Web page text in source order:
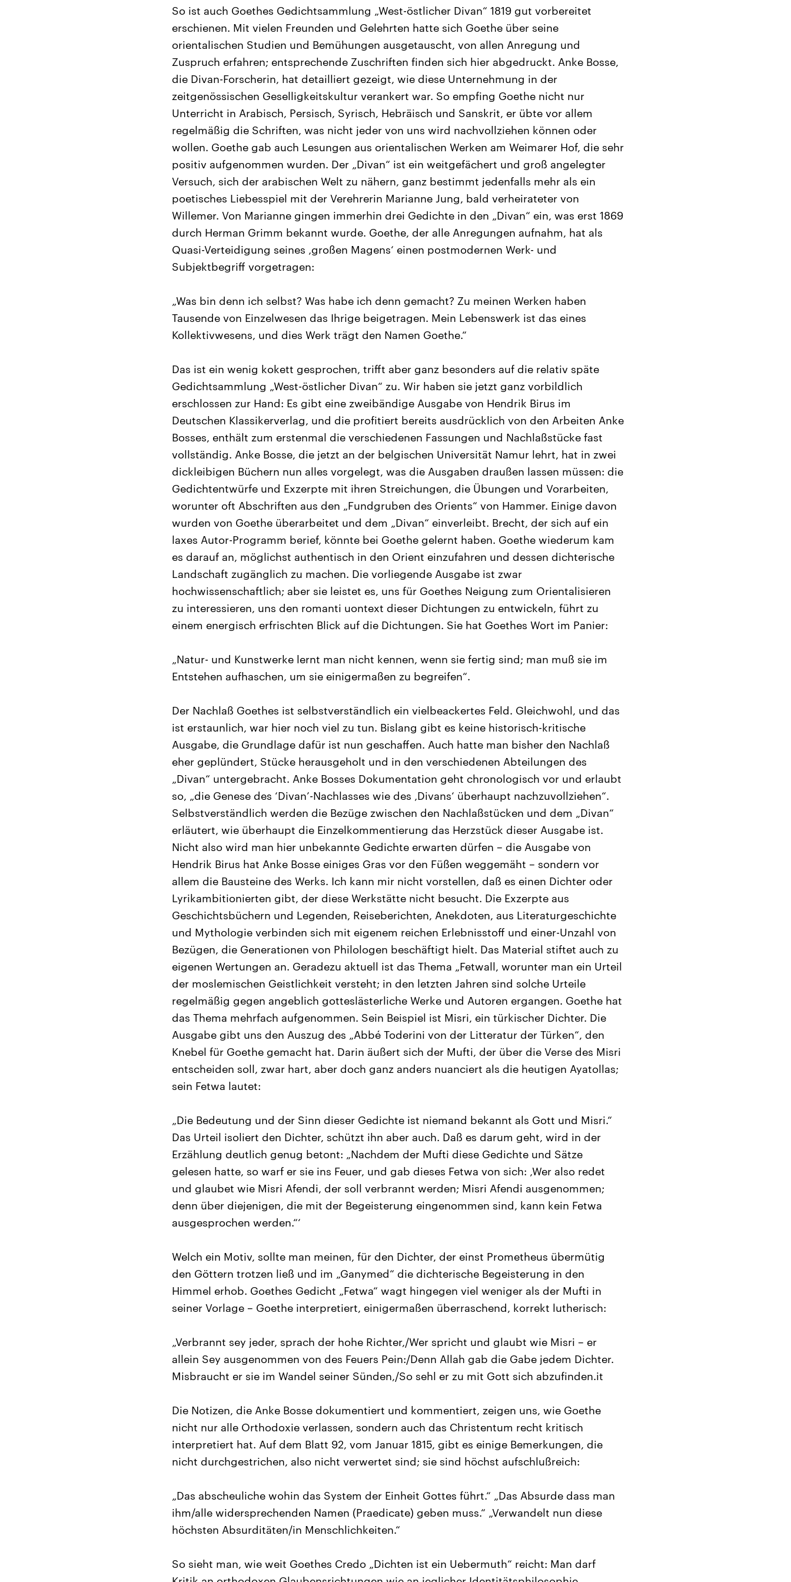
So ist auch Goethes Gedichtsammlung „West-östlicher Divan“ 1819 gut vorbereitet
erschienen. Mit vielen Freunden und Gelehrten hatte sich Goethe über seine
orientalischen Studien und Bemühungen ausgetauscht, von allen Anregung und
Zuspruch erfahren; entsprechende Zuschriften finden sich hier abgedruckt. Anke Bosse,
die Divan-Forscherin, hat detailliert gezeigt, wie diese Unternehmung in der
zeitgenössischen Geselligkeitskultur verankert war. So empfing Goethe nicht nur
Unterricht in Arabisch, Persisch, Syrisch, Hebräisch und Sanskrit, er übte vor allem
regelmäßig die Schriften, was nicht jeder von uns wird nachvollziehen können oder
wollen. Goethe gab auch Lesungen aus orientalischen Werken am Weimarer Hof, die sehr
positiv aufgenommen wurden. Der „Divan“ ist ein weitgefächert und groß angelegter
Versuch, sich der arabischen Welt zu nähern, ganz bestimmt jedenfalls mehr als ein
poetisches Liebesspiel mit der Verehrerin Marianne Jung, bald verheirateter von
Willemer. Von Marianne gingen immerhin drei Gedichte in den „Divan“ ein, was erst 1869
durch Herman Grimm bekannt wurde. Goethe, der alle Anregungen aufnahm, hat als
Quasi-Verteidigung seines ‚großen Magens‘ einen postmodernen Werk- und
Subjektbegriff vorgetragen:
„Was bin denn ich selbst? Was habe ich denn gemacht? Zu meinen Werken haben
Tausende von Einzelwesen das Ihrige beigetragen. Mein Lebenswerk ist das eines
Kollektivwesens, und dies Werk trägt den Namen Goethe.“
Das ist ein wenig kokett gesprochen, trifft aber ganz besonders auf die relativ späte
Gedichtsammlung „West-östlicher Divan“ zu. Wir haben sie jetzt ganz vorbildlich
erschlossen zur Hand: Es gibt eine zweibändige Ausgabe von Hendrik Birus im
Deutschen Klassikerverlag, und die profitiert bereits ausdrücklich von den Arbeiten Anke
Bosses, enthält zum erstenmal die verschiedenen Fassungen und Nachlaßstücke fast
vollständig. Anke Bosse, die jetzt an der belgischen Universität Namur lehrt, hat in zwei
dickleibigen Büchern nun alles vorgelegt, was die Ausgaben draußen lassen müssen: die
Gedichtentwürfe und Exzerpte mit ihren Streichungen, die Übungen und Vorarbeiten,
worunter oft Abschriften aus den „Fundgruben des Orients“ von Hammer. Einige davon
wurden von Goethe überarbeitet und dem „Divan“ einverleibt. Brecht, der sich auf ein
laxes Autor-Programm berief, könnte bei Goethe gelernt haben. Goethe wiederum kam
es darauf an, möglichst authentisch in den Orient einzufahren und dessen dichterische
Landschaft zugänglich zu machen. Die vorliegende Ausgabe ist zwar
hochwissenschaftlich; aber sie leistet es, uns für Goethes Neigung zum Orientalisieren
zu interessieren, uns den romanti uontext dieser Dichtungen zu entwickeln, führt zu
einem energisch erfrischten Blick auf die Dichtungen. Sie hat Goethes Wort im Panier:
„Natur- und Kunstwerke lernt man nicht kennen, wenn sie fertig sind; man muß sie im
Entstehen aufhaschen, um sie einigermaßen zu begreifen“.
Der Nachlaß Goethes ist selbstverständlich ein vielbeackertes Feld. Gleichwohl, und das
ist erstaunlich, war hier noch viel zu tun. Bislang gibt es keine historisch-kritische
Ausgabe, die Grundlage dafür ist nun geschaffen. Auch hatte man bisher den Nachlaß
eher geplündert, Stücke herausgeholt und in den verschiedenen Abteilungen des
„Divan“ untergebracht. Anke Bosses Dokumentation geht chronologisch vor und erlaubt
so, „die Genese des ‘Divan’-Nachlasses wie des ‚Divans‘ überhaupt nachzuvollziehen“.
Selbstverständlich werden die Bezüge zwischen den Nachlaßstücken und dem „Divan“
erläutert, wie überhaupt die Einzelkommentierung das Herzstück dieser Ausgabe ist.
Nicht also wird man hier unbekannte Gedichte erwarten dürfen – die Ausgabe von
Hendrik Birus hat Anke Bosse einiges Gras vor den Füßen weggemäht – sondern vor
allem die Bausteine des Werks. Ich kann mir nicht vorstellen, daß es einen Dichter oder
Lyrikambitionierten gibt, der diese Werkstätte nicht besucht. Die Exzerpte aus
Geschichtsbüchern und Legenden, Reiseberichten, Anekdoten, aus Literaturgeschichte
und Mythologie verbinden sich mit eigenem reichen Erlebnisstoff und einer-Unzahl von
Bezügen, die Generationen von Philologen beschäftigt hielt. Das Material stiftet auch zu
eigenen Wertungen an. Geradezu aktuell ist das Thema „Fetwall, worunter man ein Urteil
der moslemischen Geistlichkeit versteht; in den letzten Jahren sind solche Urteile
regelmäßig gegen angeblich gotteslästerliche Werke und Autoren ergangen. Goethe hat
das Thema mehrfach aufgenommen. Sein Beispiel ist Misri, ein türkischer Dichter. Die
Ausgabe gibt uns den Auszug des „Abbé Toderini von der Litteratur der Türken“, den
Knebel für Goethe gemacht hat. Darin äußert sich der Mufti, der über die Verse des Misri
entscheiden soll, zwar hart, aber doch ganz anders nuanciert als die heutigen Ayatollas;
sein Fetwa lautet:
„Die Bedeutung und der Sinn dieser Gedichte ist niemand bekannt als Gott und Misri.“
Das Urteil isoliert den Dichter, schützt ihn aber auch. Daß es darum geht, wird in der
Erzählung deutlich genug betont: „Nachdem der Mufti diese Gedichte und Sätze
gelesen hatte, so warf er sie ins Feuer, und gab dieses Fetwa von sich: ‚Wer also redet
und glaubet wie Misri Afendi, der soll verbrannt werden; Misri Afendi ausgenommen;
denn über diejenigen, die mit der Begeisterung eingenommen sind, kann kein Fetwa
ausgesprochen werden.“‘
Welch ein Motiv, sollte man meinen, für den Dichter, der einst Prometheus übermütig
den Göttern trotzen ließ und im „Ganymed“ die dichterische Begeisterung in den
Himmel erhob. Goethes Gedicht „Fetwa“ wagt hingegen viel weniger als der Mufti in
seiner Vorlage – Goethe interpretiert, einigermaßen überraschend, korrekt lutherisch:
„Verbrannt sey jeder, sprach der hohe Richter,/Wer spricht und glaubt wie Misri – er
allein Sey ausgenommen von des Feuers Pein:/Denn Allah gab die Gabe jedem Dichter.
Misbraucht er sie im Wandel seiner Sünden,/So sehl er zu mit Gott sich abzufinden.it
Die Notizen, die Anke Bosse dokumentiert und kommentiert, zeigen uns, wie Goethe
nicht nur alle Orthodoxie verlassen, sondern auch das Christentum recht kritisch
interpretiert hat. Auf dem Blatt 92, vom Januar 1815, gibt es einige Bemerkungen, die
nicht durchgestrichen, also nicht verwertet sind; sie sind höchst aufschlußreich:
„Das abscheuliche wohin das System der Einheit Gottes führt.“ „Das Absurde dass man
ihm/alle widersprechenden Namen (Praedicate) geben muss.“ „Verwandelt nun diese
höchsten Absurditäten/in Menschlichkeiten.“
So sieht man, wie weit Goethes Credo „Dichten ist ein Uebermuth“ reicht: Man darf